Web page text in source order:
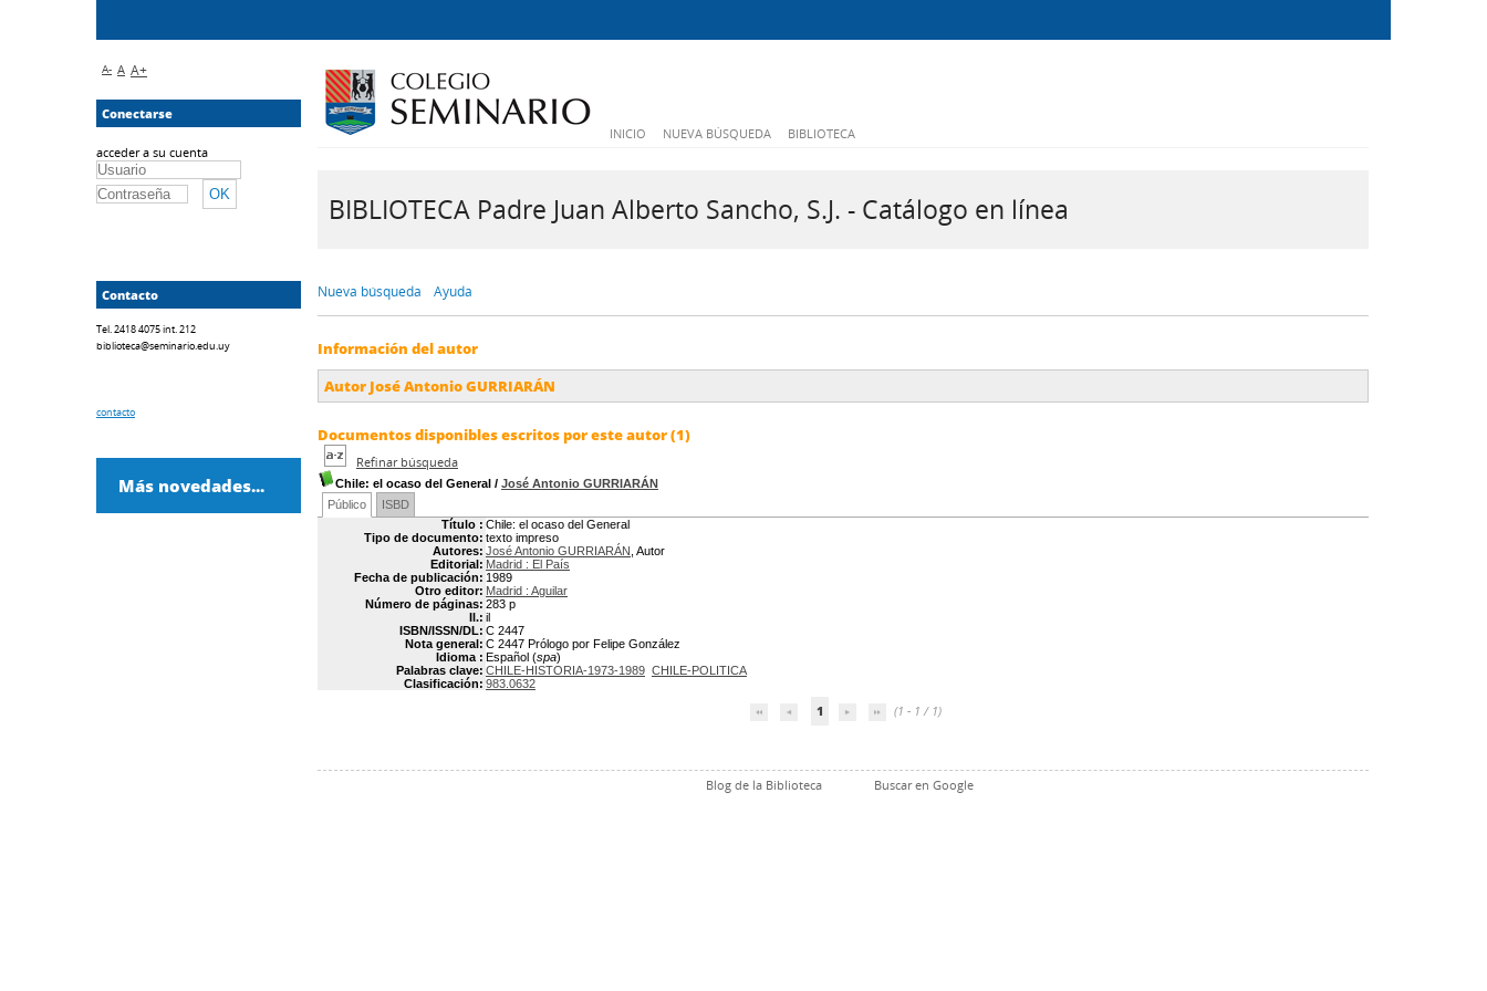
INICIO NUEVA BÚSQUEDA BIBLIOTECA
BIBLIOTECA Padre Juan Alberto Sancho, S.J. - Catálogo en línea
Nueva búsqueda Ayuda
Información del autor
Autor José Antonio GURRIARÁN
Documentos disponibles escritos por este autor (1)
Refinar búsqueda
Chile: el ocaso del General / José Antonio GURRIARÁN
Público
ISBD
Título : Chile: el ocaso del General
Tipo de documento: texto impreso
Autores: José Antonio GURRIARÁN , Autor
Editorial: Madrid : El País
Fecha de publicación: 1989
Otro editor: Madrid : Aguilar
Número de páginas: 283 p
Il.: il
ISBN/ISSN/DL: C 2447
Nota general: C 2447 Prólogo por Felipe González
Idioma : Español (spa)
Palabras clave: CHILE-HISTORIA-1973-1989 CHILE-POLITICA
Clasificación: 983.0632
1 (1 - 1 / 1)
Blog de la Biblioteca Buscar en Google
A- A A+
Conectarse
acceder a su cuenta
Contacto
Tel. 2418 4075 int. 212
biblioteca@seminario.edu.uy
contacto
Más novedades...